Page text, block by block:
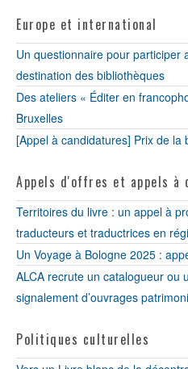
Europe et international
Un questionnaire pour participer
destination des bibliothèques
Des ateliers « Éditer en
Bruxelles
[Appel à candidatures] Prix de la
Appels d'offres et appels à
Territoires du livre : un appel à
traducteurs et traductrices en
Un Voyage à Bologne 2025 :
ALCA recrute un catalogueur ou
signalement d’ouvrages
Politiques culturelles